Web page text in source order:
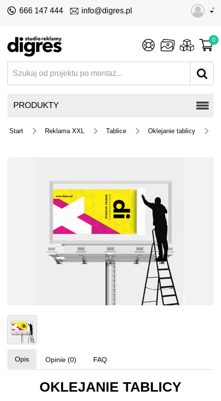
•
666 147 444 info@digres.pl
0
PRODUKTY
Start Reklama XXL Tablice Oklejanie tablicy
Opis Opinie (0) FAQ
OKLEJANIE TABLICY